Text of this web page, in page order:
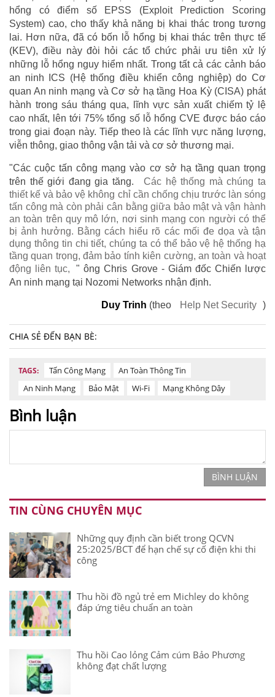
hổng có điểm số EPSS (Exploit Prediction Scoring
System) cao, cho thấy khả năng bị khai thác trong tương
lai. Hơn nữa, đã có bốn lỗ hổng bị khai thác trên thực tế
(KEV), điều này đòi hỏi các tổ chức phải ưu tiên xử lý
những lỗ hổng nguy hiểm nhất. Trong tất cả các cảnh báo
an ninh ICS (Hệ thống điều khiển công nghiệp) do Cơ
quan An ninh mạng và Cơ sở hạ tầng Hoa Kỳ (CISA) phát
hành trong sáu tháng qua, lĩnh vực sản xuất chiếm tỷ lệ
cao nhất, lên tới 75% tổng số lỗ hổng CVE được báo cáo
trong giai đoạn này. Tiếp theo là các lĩnh vực năng lượng,
viễn thông, giao thông vận tải và cơ sở thương mại.
"Các cuộc tấn công mạng vào cơ sở hạ tầng quan trọng
trên thế giới đang gia tăng.
Các hệ thống mà chúng ta
thiết kế và bảo vệ không chỉ cần chống chịu trước làn sóng
tấn công mà còn phải cân bằng giữa bảo mật và vận hành
an toàn trên quy mô lớn, nơi sinh mạng con người có thể
bị ảnh hưởng. Bằng cách hiểu rõ các mối đe dọa và tận
dụng thông tin chi tiết, chúng ta có thể bảo vệ hệ thống hạ
tầng quan trọng, đảm bảo tính kiên cường, an toàn và hoạt
động liên tục,
" ông Chris Grove - Giám đốc Chiến lược
An ninh mạng tại Nozomi Networks nhận định.
Duy Trinh (theo Help Net Security )
CHIA SẺ ĐẾN BẠN BÈ:
TAGS: Tấn Công Mạng
An Toàn Thông Tin
An Ninh Mạng
Bảo Mật Wi-Fi Mạng Không Dây
Bình luận
BÌNH LUẬN
TIN CÙNG CHUYÊN MỤC
Những quy định cần biết trong QCVN
25:2025/BCT để hạn chế sự cố điện khi thi
công
Thu hồi đồ ngủ trẻ em Michley do không
đáp ứng tiêu chuẩn an toàn
Thu hồi Cao lỏng Cảm cúm Bảo Phương
không đạt chất lượng